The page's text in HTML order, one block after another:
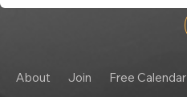
About Join Free Calendar